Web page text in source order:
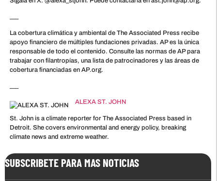
La cobertura climática y ambiental de The Associated Press recibe
apoyo financiero de múltiples fundaciones privadas. AP es la única
responsable de todo el contenido. Consulte las normas de AP para
trabajar con filantropías, una lista de patrocinadores y las áreas de
cobertura financiadas en AP.org.
ALEXA ST. JOHN
St. John is a climate reporter for The Associated Press based in
Detroit. She covers environmental and energy policy, breaking
climate news and extreme weather.
SUBSCRIBETE PARA MAS NOTICIAS